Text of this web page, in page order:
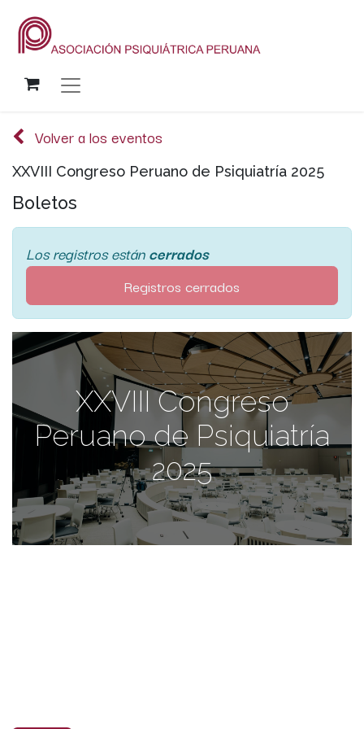
Volver a los eventos
XXVIII Congreso Peruano de Psiquiatría 2025
Boletos
Los registros estáncerrados
Registros cerrados
XXVIII Congreso
Peruano de Psiquiatría
2025